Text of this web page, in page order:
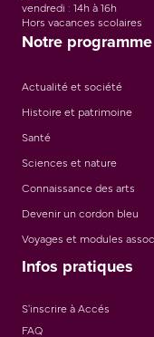
vendredi : 14h à 16h
Hors vacances scolaires
Notre programme
Actualité et société
Histoire et patrimoine
Santé
Sciences et nature
Connaissance des arts
Devenir un cordon bleu
Voyages et modules
Infos pratiques
S'inscrire à Accés
FAQ